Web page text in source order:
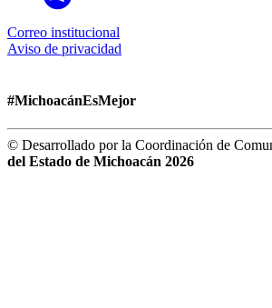
Correo institucional
Aviso de privacidad
#MichoacánEsMejor
© Desarrollado por la Coordinación de
del Estado de Michoacán 2026